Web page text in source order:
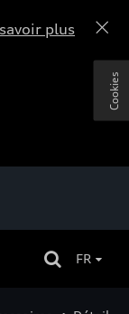
plus
FR
Cookies